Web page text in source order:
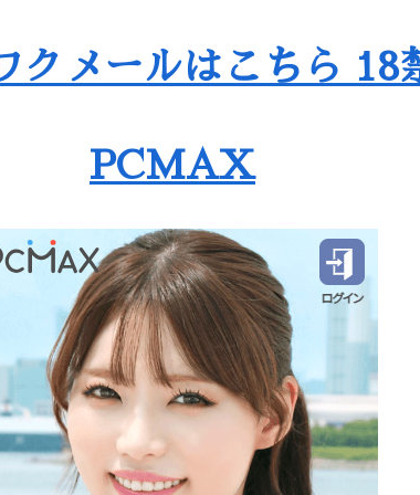
クメールはこちら 18
PCMAX